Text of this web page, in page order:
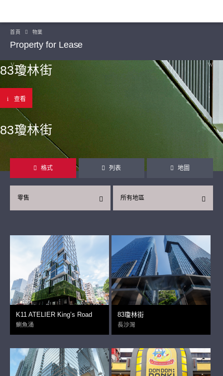
首頁 物業
Property for Lease
83瓊林街
查看
83瓊林街
格式 列表 地圖
所有地區
零售
K11 ATELIER King’s Road
鰂魚涌
83瓊林街
長沙灣